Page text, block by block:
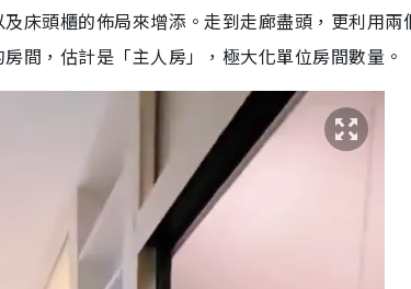
床頭櫃的佈局來增添。走到走廊盡頭，更利用
間，估計是「主人房」，極大化單位房間數量。